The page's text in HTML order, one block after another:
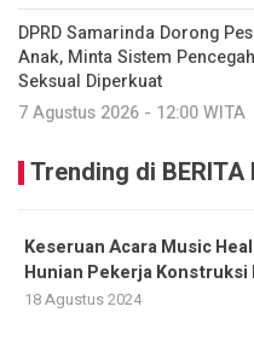
DPRD Samarinda Dorong
Anak, Minta Sistem
Seksual Diperkuat
7 Agustus 2026 - 12:00 WITA
Trending di BERITA
Keseruan Acara Music
Hunian Pekerja Konstruksi
18 Agustus 2024